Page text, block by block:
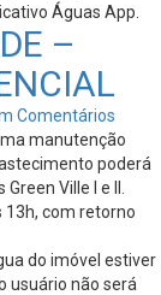
Águas App.
–
Comentários
manutenção
poderá
Ville I e II.
13h, com retorno
do imóvel estiver
usuário não será